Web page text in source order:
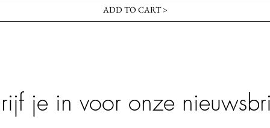
ADD TO CART >
je in voor onze